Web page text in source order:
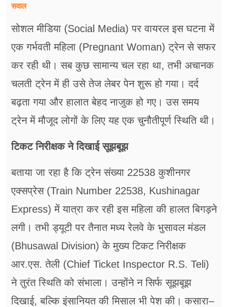
सवाल
सोशल मीडिया (Social Media) पर वायरल इस घटना में
एक गर्भवती महिला (Pregnant Woman) ट्रेन से सफर
कर रही थी। सब कुछ सामान्य चल रहा था, तभी अचानक
चलती ट्रेन में ही उसे तेज लेबर पेन शुरू हो गया। दर्द
बढ़ता गया और हालात बेहद नाजुक हो गए। उस समय
ट्रेन में मौजूद लोगों के लिए यह एक चुनौतीपूर्ण स्थिति थी।
टिकट निरीक्षक ने दिखाई सूझबूझ
बताया जा रहा है कि ट्रेन संख्या 22538 कुशीनगर
एक्सप्रेस (Train Number 22538, Kushinagar
Express) में यात्रा कर रही इस महिला की हालत बिगड़ने
लगी। तभी ड्यूटी पर तैनात मध्य रेलवे के भुसावल मंडल
(Bhusawal Division) के मुख्य टिकट निरीक्षक
आर.एस. तेली (Chief Ticket Inspector R.S. Teli)
ने तुरंत स्थिति को संभाला। उन्होंने न सिर्फ सूझबूझ
दिखाई, बल्कि इंसानियत की मिसाल भी पेश की। कसारा–